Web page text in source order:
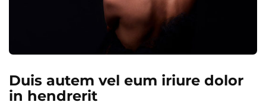
Duis autem vel eum iriure dolor
in hendrerit